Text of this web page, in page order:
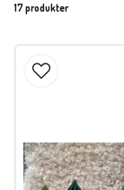
17 produkter